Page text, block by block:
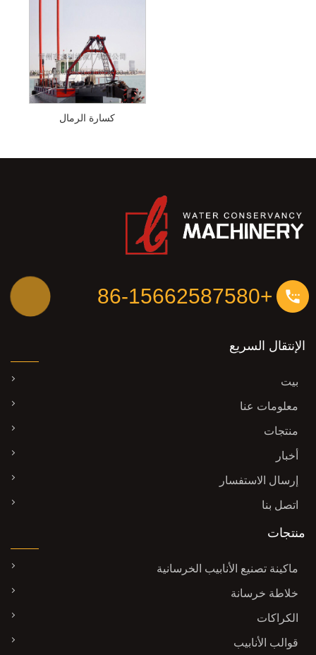
كسارة الرمال
+86-15662587580
الإنتقال السريع
بيت
معلومات عنا
منتجات
أخبار
إرسال الاستفسار
اتصل بنا
منتجات
ماكينة تصنيع الأنابيب الخرسانية
خلاطة خرسانة
الكراكات
قوالب الأنابيب